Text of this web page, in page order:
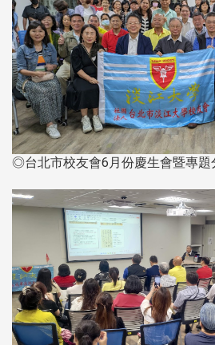
◎台北市校友會6月份慶生會暨專題